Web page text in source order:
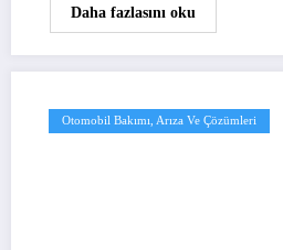
Daha fazlasını oku
Otomobil Bakımı, Arıza Ve Çözümleri